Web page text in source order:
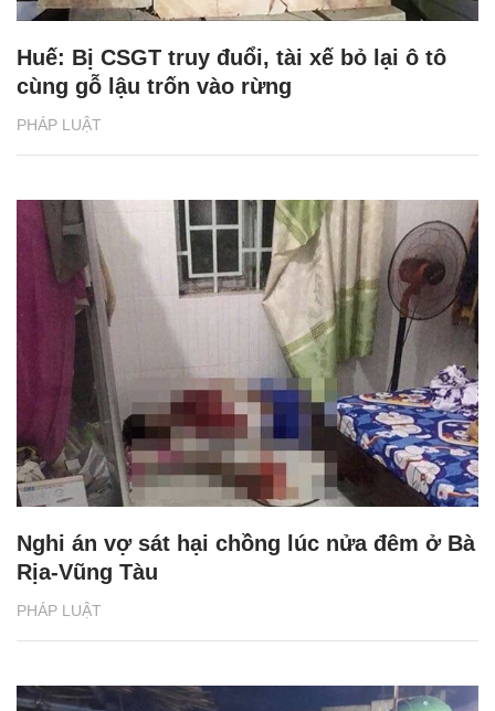
PHÁP LUẬT
Huế: Bị CSGT truy đuổi, tài xế bỏ lại ô tô
cùng gỗ lậu trốn vào rừng
PHÁP LUẬT
Nghi án vợ sát hại chồng lúc nửa đêm ở Bà
Rịa-Vũng Tàu